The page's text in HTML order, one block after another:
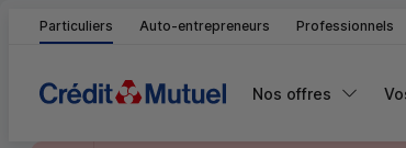
Particuliers Auto-entrepreneurs Professionnels
Nos offres